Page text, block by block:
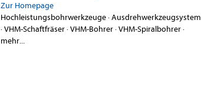
Zur Homepage
Hochleistungsbohrwerkzeuge·Ausdrehwerkzeugsystem
·VHM-Schaftfräser·VHM-Bohrer·VHM-Spiralbohrer·
mehr...